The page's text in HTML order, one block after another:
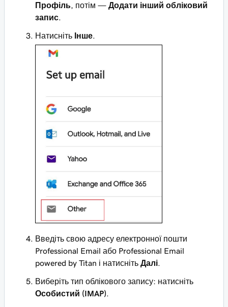
Профіль , потім — Додати інший обліковий
запис
Натисніть Інше
Введіть свою адресу електронної пошти
Professional Email або Professional Email
powered by Titan і натисніть Далі
Виберіть тип облікового запису: натисніть
Особистий (IMAP)